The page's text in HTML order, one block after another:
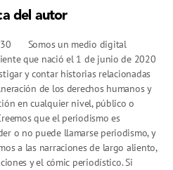
del autor
Somos un medio digital
que nació el 1 de junio de 2020
y contar historias relacionadas
de los derechos humanos y
en cualquier nivel, público o
que el periodismo es
o no puede llamarse periodismo, y
a las narraciones de largo aliento,
y el cómic periodístico. Si